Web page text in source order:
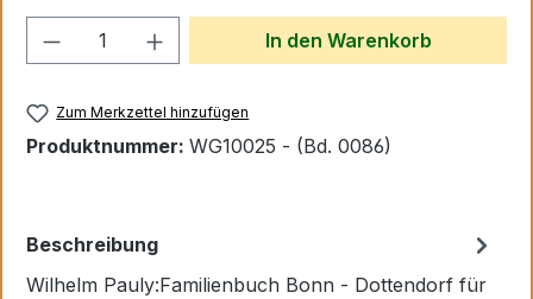
Produkt Anzahl: Gib denIn den Warenkorb
Zum Merkzettel hinzufügen
Produktnummer: WG10025 - (Bd. 0086)
Beschreibung
Wilhelm Pauly:Familienbuch Bonn - Dottendorf für